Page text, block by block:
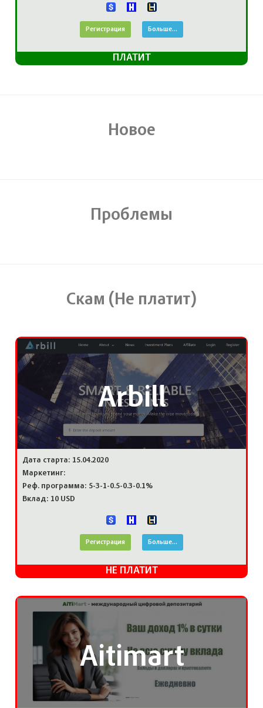
Регистрация Больше...
ПЛАТИТ
Новое
Проблемы
Скам (Не платит)
Arbill
Дата старта: 15.04.2020
Маркетинг:
Реф. программа: 5-3-1-0.5-0.3-0.1%
Вклад: 10 USD
Регистрация Больше...
НЕ ПЛАТИТ
Aitimart